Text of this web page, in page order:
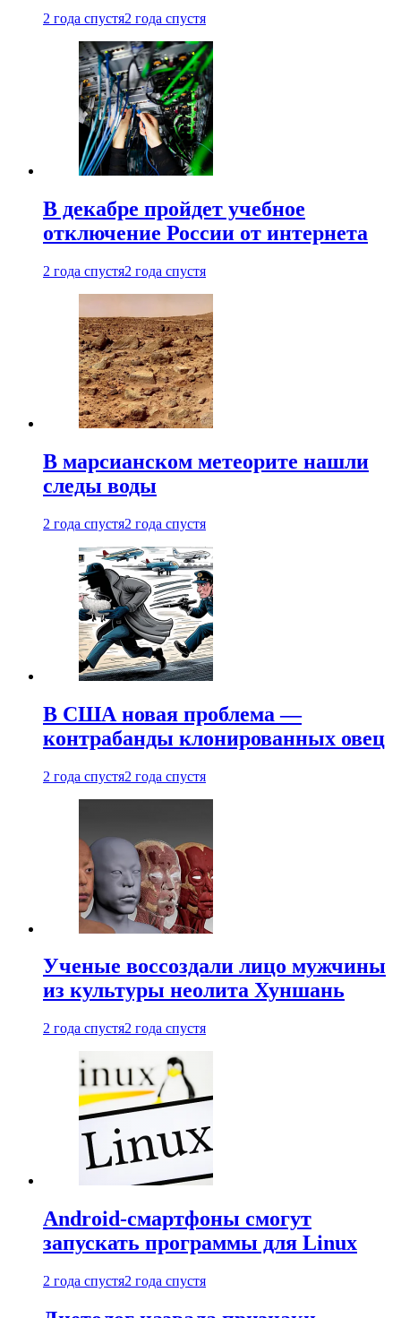
2 года спустя2 года спустя
В декабре пройдет учебное
отключение России от интернета
2 года спустя2 года спустя
В марсианском метеорите нашли
следы воды
2 года спустя2 года спустя
В США новая проблема —
контрабанды клонированных овец
2 года спустя2 года спустя
Ученые воссоздали лицо мужчины
из культуры неолита Хуншань
2 года спустя2 года спустя
Android-смартфоны смогут
запускать программы для Linux
2 года спустя2 года спустя